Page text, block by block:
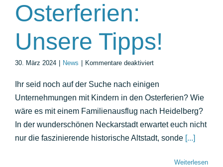
Osterferien:
Unsere Tipps!
30. März 2024 News Kommentare deaktiviertfür
in
Osterferien:
Unsere
Ihr seid noch auf der Suche nach einigen
Unternehmungen mit Kindern in den Osterferien? Wie
wäre es mit einem Familienausflug nach Heidelberg?
In der wunderschönen Neckarstadt erwartet euch nicht
nur die faszinierende historische Altstadt, sonde [...]
Weiterlesen